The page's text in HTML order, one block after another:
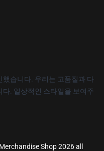
했습니다. 우리는 고품질과 다
. 일상적인 스타일을 보여주
Shop 2026 all